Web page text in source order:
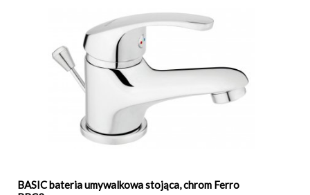
BASIC bateria umywalkowa stojąca, chrom Ferro